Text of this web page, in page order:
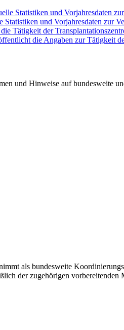
Statistiken und Vorjahresdaten
Statistiken und Vorjahresdaten zur
Tätigkeit der
die Angaben zur Tätigkeit
und Hinweise auf bundesweite
als bundesweite
der zugehörigen